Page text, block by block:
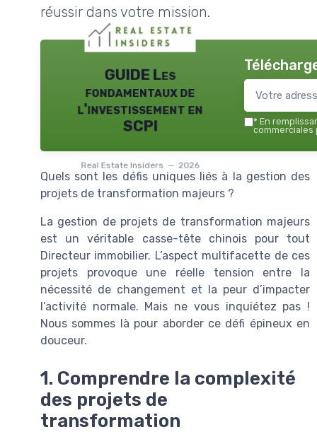
réussir dans votre mission.
GUIDE Les
fondamentaux de
l'investissement en
SCPI
Real Estate Insiders — 2026
* En
commerciales
Quels sont les défis uniques liés à la gestion des
projets de transformation majeurs ?
La gestion de projets de transformation majeurs
est un véritable casse-tête chinois pour tout
Directeur immobilier. L’aspect multifacette de ces
projets provoque une réelle tension entre la
nécessité de changement et la peur d’impacter
l’activité normale. Mais ne vous inquiétez pas !
Nous sommes là pour aborder ce défi épineux en
douceur.
1. Comprendre la complexité
des projets de
transformation